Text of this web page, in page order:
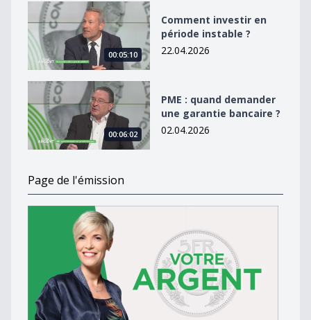
Comment investir en période instable ?
00:05:10
Comment investir en
période instable ?
22.04.2026
PME : quand demander une garantie bancaire ?
00:06:02
PME : quand demander
une garantie bancaire ?
02.04.2026
Page de l'émission